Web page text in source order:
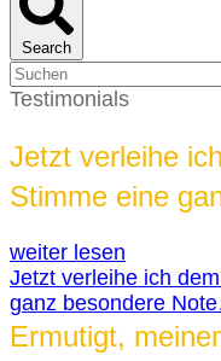
Search
Testimonials
Jetzt verleihe
Stimme eine
weiter lesen
Jetzt verleihe ich
ganz besondere
Ermutigt,